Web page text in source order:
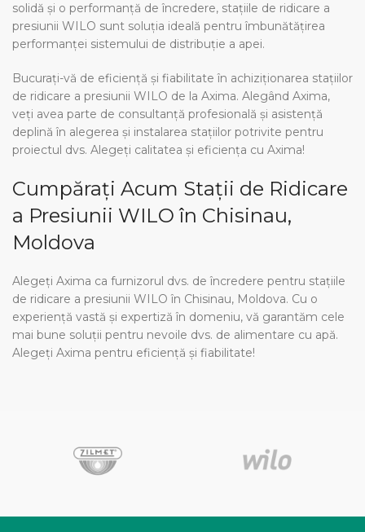
solidă și o performanță de încredere, stațiile de ridicare a
presiunii WILO sunt soluția ideală pentru îmbunătățirea
performanței sistemului de distribuție a apei.
Bucurați-vă de eficiență și fiabilitate în achiziționarea stațiilor
de ridicare a presiunii WILO de la Axima. Alegând Axima,
veți avea parte de consultanță profesională și asistență
deplină în alegerea și instalarea stațiilor potrivite pentru
proiectul dvs. Alegeți calitatea și eficiența cu Axima!
Cumpărați Acum Stații de Ridicare
a Presiunii WILO în Chisinau,
Moldova
Alegeți Axima ca furnizorul dvs. de încredere pentru stațiile
de ridicare a presiunii WILO în Chisinau, Moldova. Cu o
experiență vastă și expertiză în domeniu, vă garantăm cele
mai bune soluții pentru nevoile dvs. de alimentare cu apă.
Alegeți Axima pentru eficiență și fiabilitate!